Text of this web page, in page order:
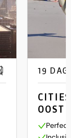
19
OOST